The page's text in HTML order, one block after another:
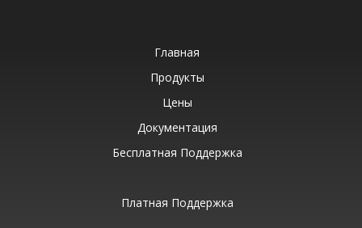
Главная
Продукты
Цены
Документация
Бесплатная Поддержка
Платная Поддержка